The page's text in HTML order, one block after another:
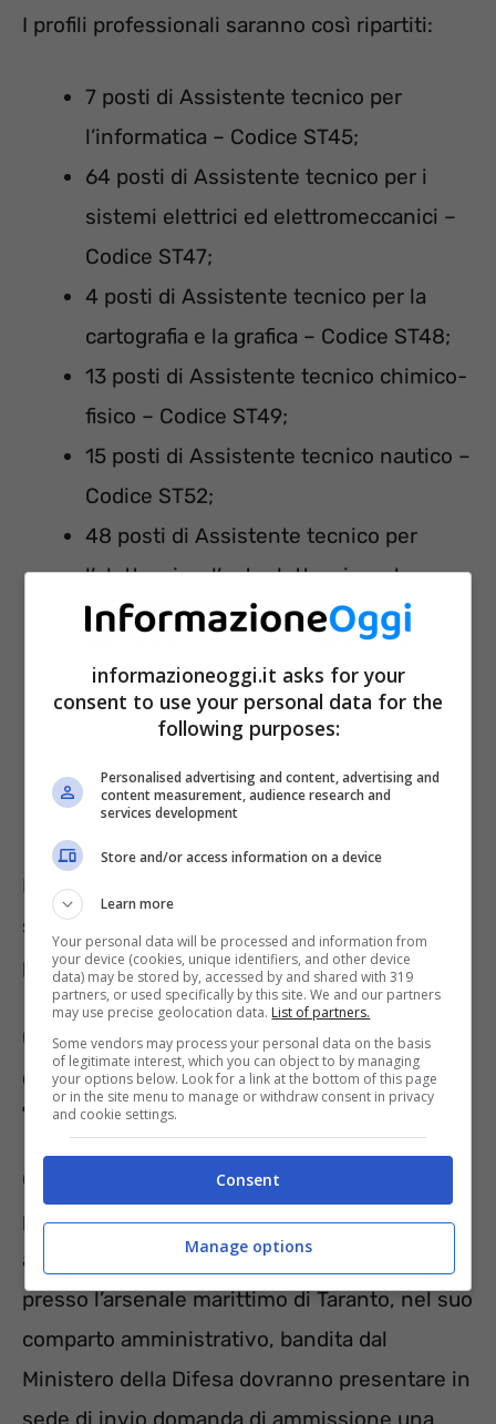
I profili professionali saranno così ripartiti:
7 posti di Assistente tecnico per
l’informatica – Codice ST45;
64 posti di Assistente tecnico per i
sistemi elettrici ed elettromeccanici –
Codice ST47;
4 posti di Assistente tecnico per la
cartografia e la grafica – Codice ST48;
13 posti di Assistente tecnico chimico-
fisico – Codice ST49;
15 posti di Assistente tecnico nautico –
Codice ST52;
48 posti di Assistente tecnico per
l’elettronica, l’optoelettronica e le
telecomunicazioni – Codice ST53;
lavorazioni – Codice ST54;
90 posti di Assistente tecnico per la
motoristica, la meccanica e le armi –
Codice ST55;
I candidati potranno inviare domanda
solamente per una delle posizioni appena
presentate.
Cosa presentare al momento
della domanda per lavoro a
Taranto
Coloro che vorranno prendere parte alla
procedura concorsuale finalizzata
all’assunzione di 315 nuove risorse da inserire
presso l’arsenale marittimo di Taranto, nel suo
comparto amministrativo, bandita dal
Ministero della Difesa dovranno presentare in
sede di invio domanda di ammissione una
informazioneoggi.it asks for your
consent to use your personal data for the
following purposes:
Personalised advertising and content, advertising and
content measurement, audience research and
services development
Store and/or access information on a device
Learn more
Your personal data will be processed and information from
your device (cookies, unique identifiers, and other device
data) may be stored by, accessed by and shared with 319
partners, or used specifically by this site. We and our partners
may use precise geolocation data. List of partners.
Some vendors may process your personal data on the basis
of legitimate interest, which you can object to by managing
your options below. Look for a link at the bottom of this page
or in the site menu to manage or withdraw consent in privacy
and cookie settings.
Consent
Manage options